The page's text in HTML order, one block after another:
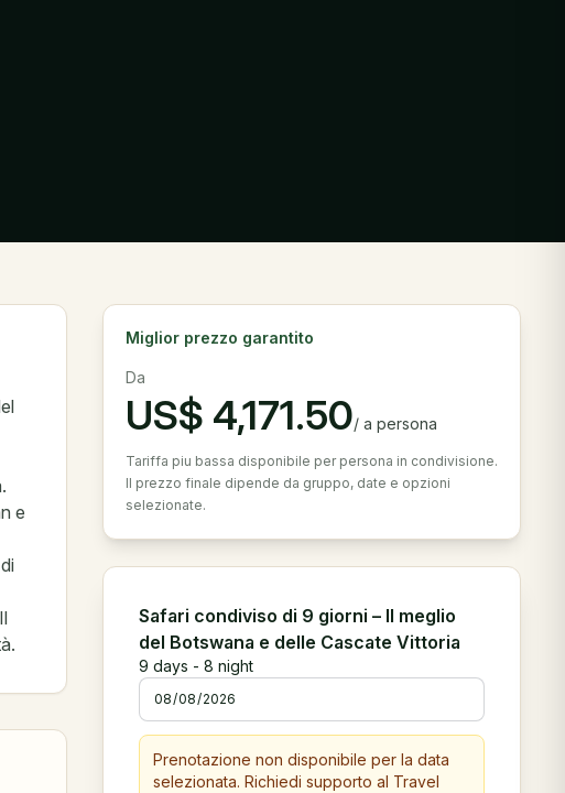
e
Miglior prezzo garantito
Da
US$ 4,171.50/ a persona
Tariffa piu bassa disponibile per persona in condivisione.
Il prezzo finale dipende da gruppo, date e opzioni
selezionate.
Safari condiviso di 9 giorni – Il meglio
del Botswana e delle Cascate Vittoria
9 days - 8 night
Prenotazione non disponibile per la data
selezionata. Richiedi supporto al Travel